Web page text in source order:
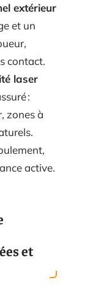
extérieur
et un
contact.
laser
:
zones à
active.
et